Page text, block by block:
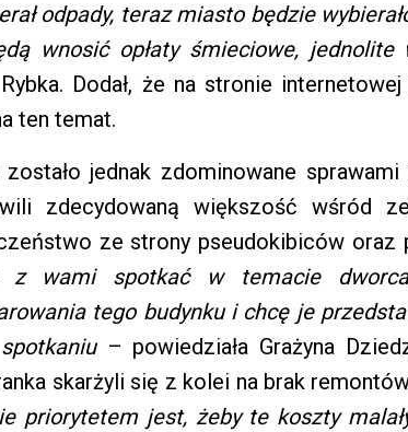
odpady, teraz miasto będzie
wnosić opłaty śmieciowe, jednolite
Dodał, że na stronie
ten temat.
zostało jednak zdominowane
zdecydowaną większość wśród
ze strony pseudokibiców
z wami spotkać w temacie
tego budynku i chcę je
– powiedziała Grażyna
skarżyli się z kolei na brak
priorytetem jest, żeby te koszty